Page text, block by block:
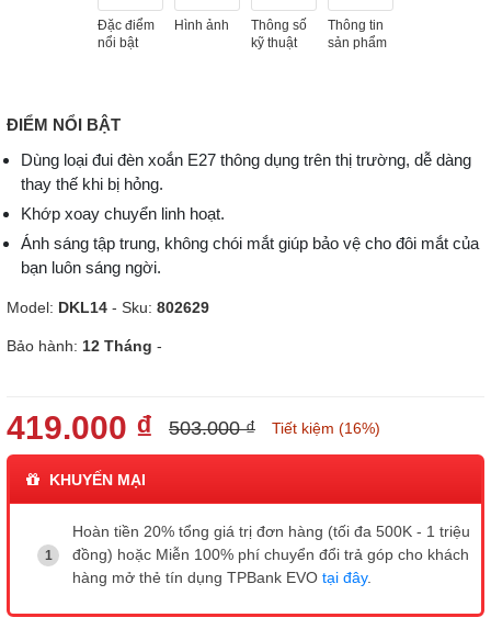
Đặc điểm
nổi bật
Hình ảnh
Thông số
kỹ thuật
Thông tin
sản phẩm
ĐIỂM NỔI BẬT
Dùng loại đui đèn xoắn E27 thông dụng trên thị trường, dễ dàng
thay thế khi bị hỏng.
Khớp xoay chuyển linh hoạt.
Ánh sáng tập trung, không chói mắt giúp bảo vệ cho đôi mắt của
bạn luôn sáng ngời.
Model: DKL14 - Sku: 802629
Bảo hành: 12 Tháng -
419.000 ₫ 503.000 ₫ Tiết kiệm (16%)
KHUYẾN MẠI
Hoàn tiền 20% tổng giá trị đơn hàng (tối đa 500K - 1 triệu
đồng) hoặc Miễn 100% phí chuyển đổi trả góp cho khách
hàng mở thẻ tín dụng TPBank EVO tại đây.